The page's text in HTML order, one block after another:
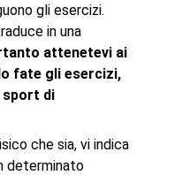
gli esercizi.
in una
attenetevi ai
fate gli esercizi,
sport di
che sia, vi indica
determinato